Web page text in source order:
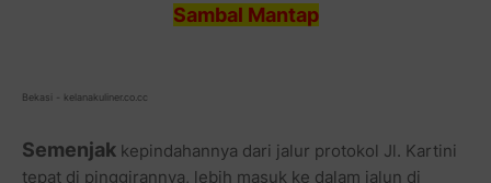
Sambal Mantap
Bekasi - kelanakuliner.co.cc
Semenjak kepindahannya dari jalur protokol Jl. Kartini
tepat di pinggirannya, lebih masuk ke dalam jalun di